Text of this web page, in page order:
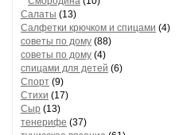
Салаты (13)
Салфетки крючком и спицами (4)
советы по дому (88)
советы по дому (4)
спицами для детей (6)
Спорт (9)
Стихи (17)
Сыр (13)
тенерифе (37)